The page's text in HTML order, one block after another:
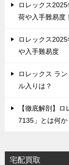
ロレックス
荷や入手難易度
ロレックス
や入手難易度
ロレックス ラ
ル入りは？
【徹底解剖】
7135」とは何か
宅配買取